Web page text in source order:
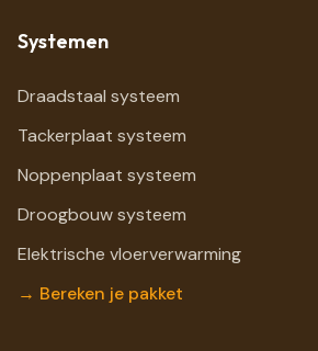
Systemen
Draadstaal systeem
Tackerplaat systeem
Noppenplaat systeem
Droogbouw systeem
Elektrische vloerverwarming
→ Bereken je pakket